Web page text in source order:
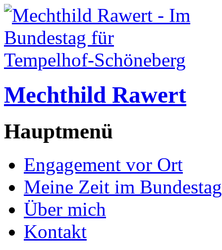
Mechthild Rawert
Hauptmenü
Engagement vor Ort
Meine Zeit im Bundestag
Über mich
Kontakt